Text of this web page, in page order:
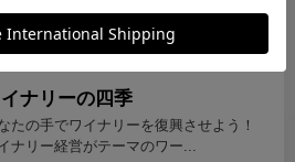
っていたら即脱落。明かりカードは有
ので使いたいところだが、使いすぎる
たり、カードの効果で手元からなくな
落してしまうのが悩ましい。
カートに追加する
ナリーの四季
たの手でワイナリーを復興させよう！
ナリー経営がテーマのワー...